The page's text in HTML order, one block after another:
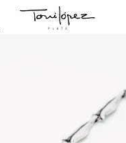
Gargantillas Toni López